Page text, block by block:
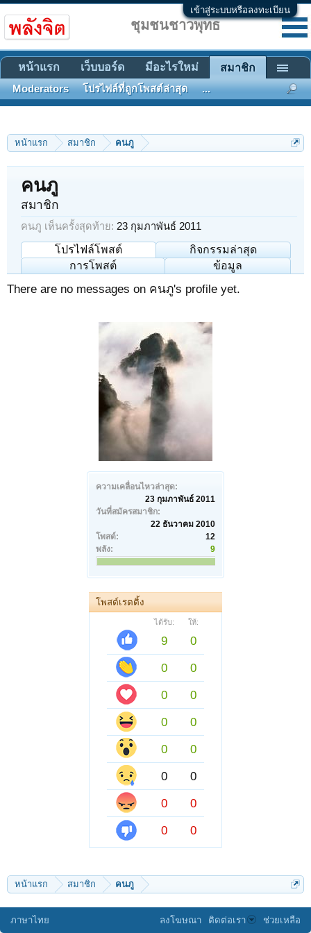
เข้าสู่ระบบหรือลงทะเบียน
หน้าแรก สมาชิก คนภู
ความเคลื่อนไหวล่าสุด:
23 กุมภาพันธ์ 2011
วันที่สมัครสมาชิก:
22 ธันวาคม 2010
โพสต์:
12
พลัง:
9
โพสต์เรตติ้ง
ได้รับ: ให้:
9
0
0
0
0
0
0
0
0
0
0
0
0
0
0
0
คนภู
สมาชิก
คนภู เห็นครั้งสุดท้าย: 23 กุมภาพันธ์ 2011
โปรไฟล์โพสต์
กิจกรรมล่าสุด
การโพสต์
ข้อมูล
There are no messages on คนภู's profile yet.
หน้าแรก สมาชิก คนภู
ชุมชนชาวพุทธ
หน้าแรก เว็บบอร์ด มีอะไรใหม่ สมาชิก
Moderators โปรไฟล์ที่ถูกโพสต์ล่าสุด ...
ภาษาไทย ลงโฆษณา ติดต่อเรา ช่วยเหลือ